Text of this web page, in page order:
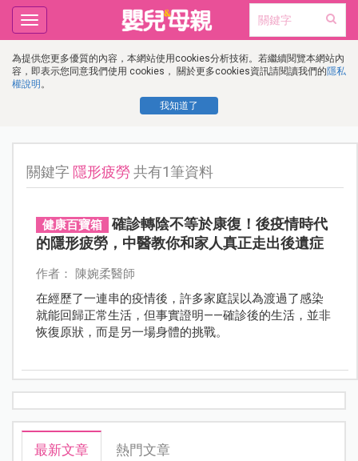
為提供您更多優質的內容，本網站使用cookies分析技術。若繼續閱覽本網站內
容，即表示您同意我們使用 cookies， 關於更多cookies資訊請閱讀我們的隱私
權說明 。
我知道了
Toggle
navigation
關鍵字 隱形疲勞 共有1筆資料
健康百寶箱
確診轉陰不等於康復！後疫情時代
的隱形疲勞，中醫教你和家人真正走出後遺症
作者： 陳婉柔醫師
在經歷了一連串的疫情後，許多家庭誤以為渡過了感染
就能回歸正常生活，但事實證明——確診後的生活，並非
恢復原狀，而是另一場身體的挑戰。
最新文章 熱門文章